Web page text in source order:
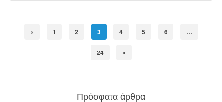
« 1 2 3 4 5 6 …
24 »
Πρόσφατα άρθρα